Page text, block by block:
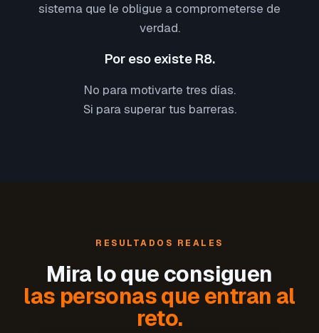
sistema que le obligue a comprometerse de
verdad.
Por eso existe R8.
No para motivarte tres días.
Si para superar tus barreras.
RESULTADOS REALES
Mira lo que consiguen
las personas que entran al
reto.